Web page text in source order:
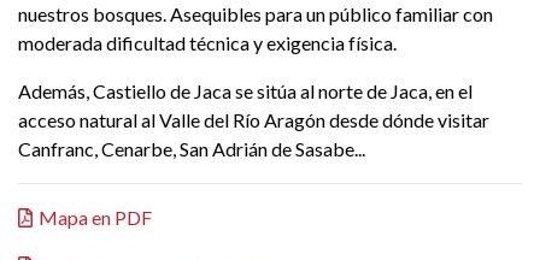
nuestros bosques. Asequibles para un público familiar con
moderada dificultad técnica y exigencia física.
Además, Castiello de Jaca se sitúa al norte de Jaca, en el
acceso natural al Valle del Río Aragón desde dónde visitar
Canfranc, Cenarbe, San Adrián de Sasabe...
Mapa en PDF